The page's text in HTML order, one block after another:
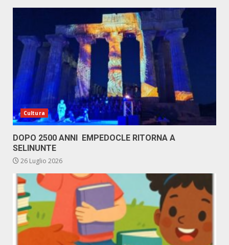
Cultura
DOPO 2500 ANNI EMPEDOCLE RITORNA A
SELINUNTE
26 Luglio 2026